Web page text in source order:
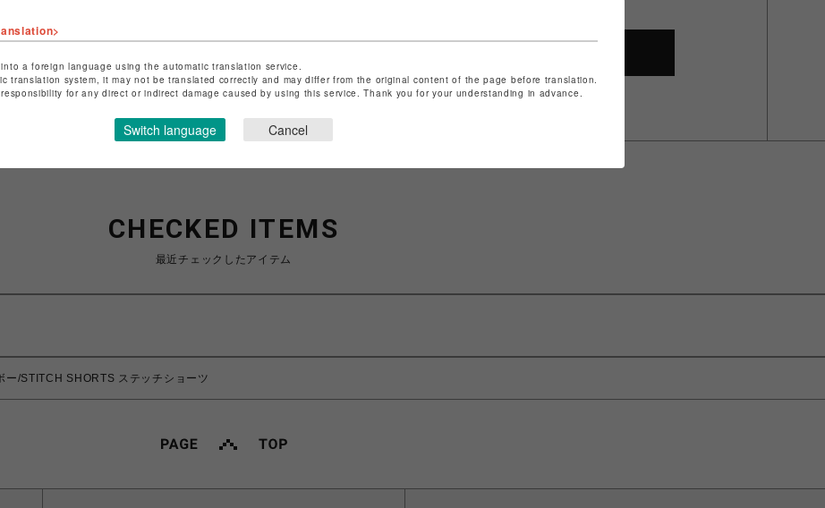
店舗名
特定商取引法など法令に基づく表記はこちら
ショップお問い合わせはこちら
CHECKED ITEMS
最近チェックしたアイテム
ー/STITCH SHORTS ステッチショーツ
a foreign language using the automatic translation service.
translation system, it may not be translated correctly and may differ from the original content of the page before translation.
for any direct or indirect damage caused by using this service. Thank you for your understanding in advance.
Switch language Cancel